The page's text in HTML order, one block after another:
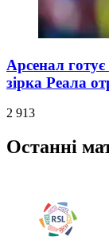
Арсенал готує
зірка Реала
2 913
Останні